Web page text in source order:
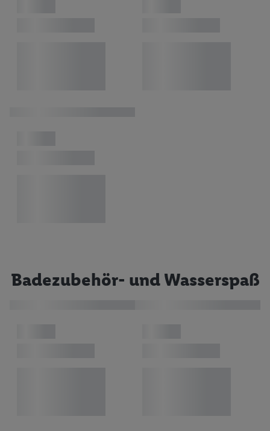
Badezubehör- und Wasserspaß